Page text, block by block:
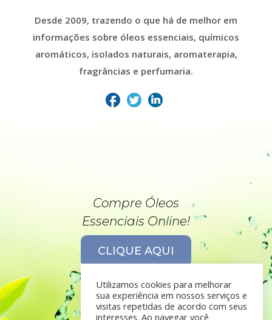
Desde 2009, trazendo o que há de melhor em
informações sobre óleos essenciais, químicos
aromáticos, isolados naturais, aromaterapia,
fragrâncias e perfumaria.
Compre Óleos
Essenciais Online!
CLIQUE AQUI
Utilizamos cookies para melhorar
sua experiência em nossos serviços e
visitas repetidas de acordo com seus
interesses. Ao navegar você